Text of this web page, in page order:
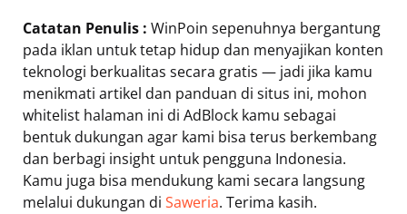
Catatan Penulis : WinPoin sepenuhnya bergantung
pada iklan untuk tetap hidup dan menyajikan konten
teknologi berkualitas secara gratis — jadi jika kamu
menikmati artikel dan panduan di situs ini, mohon
whitelist halaman ini di AdBlock kamu sebagai
bentuk dukungan agar kami bisa terus berkembang
dan berbagi insight untuk pengguna Indonesia.
Kamu juga bisa mendukung kami secara langsung
melalui dukungan di Saweria. Terima kasih.